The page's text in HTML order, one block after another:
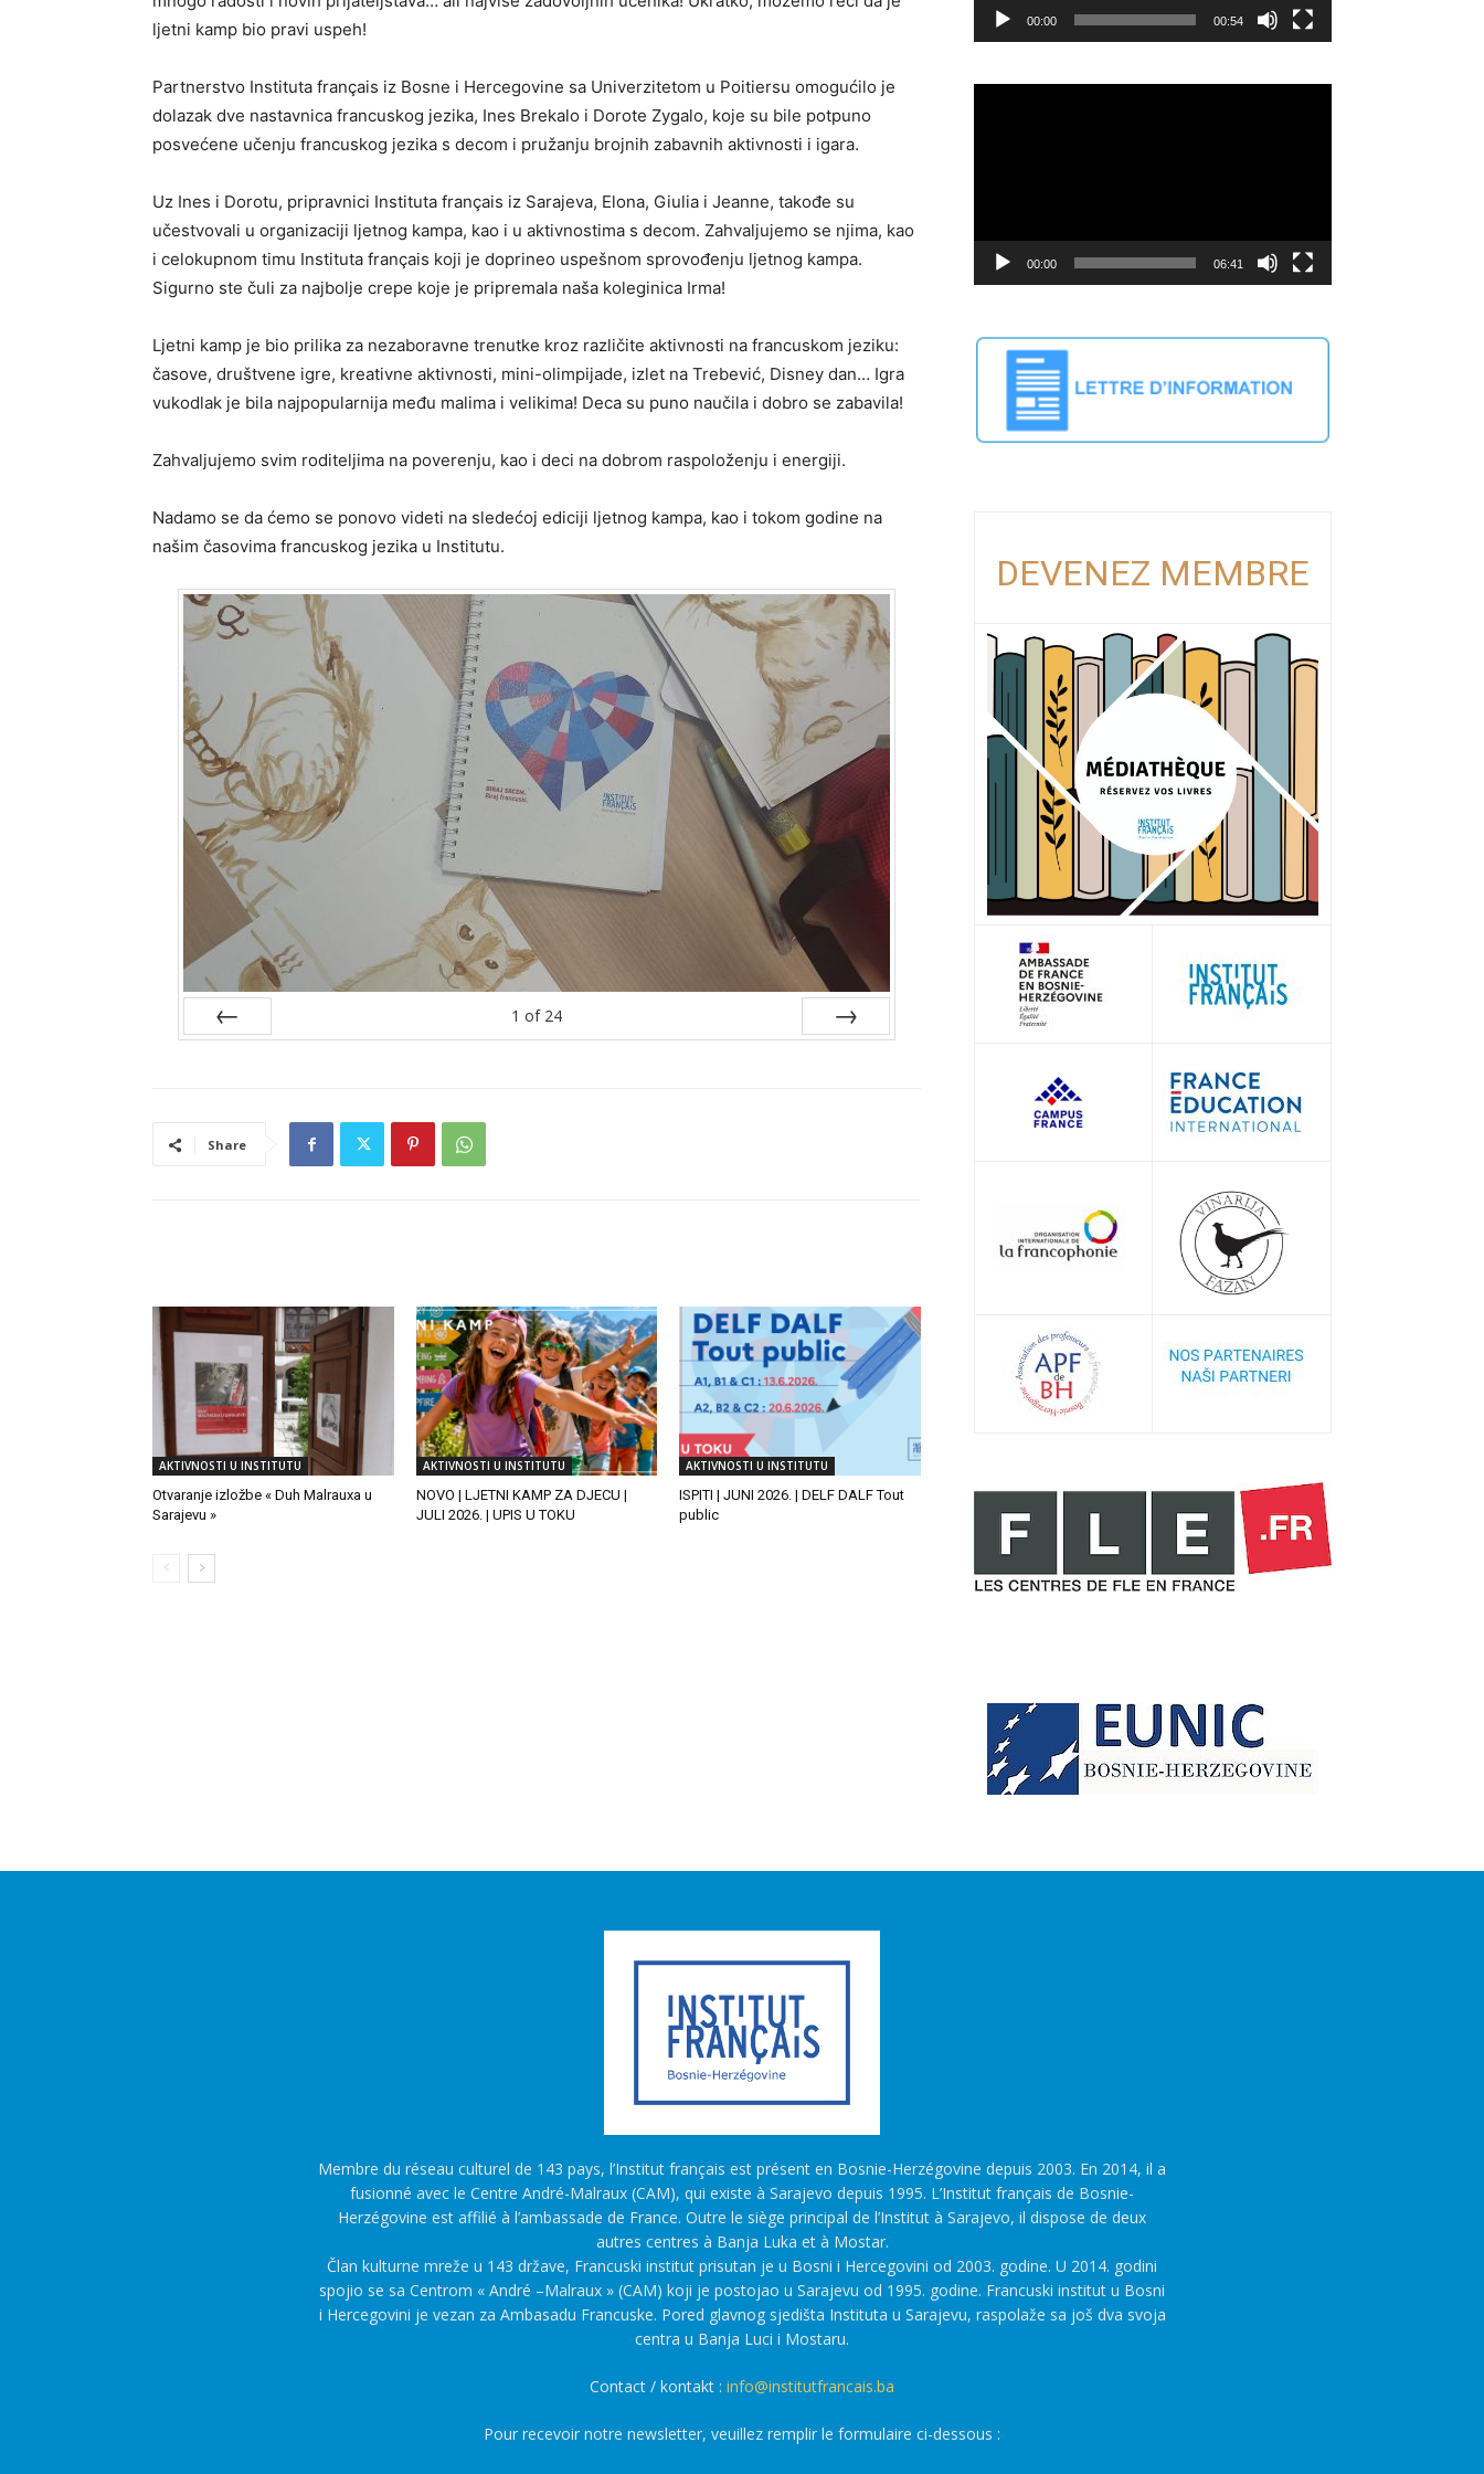
ljetni kamp bio pravi uspeh!
Partnerstvo Instituta français iz Bosne i Hercegovine sa Univerzitetom u Poitiersu omogućilo je
dolazak dve nastavnica francuskog jezika, Ines Brekalo i Dorote Zygalo, koje su bile potpuno
posvećene učenju francuskog jezika s decom i pružanju brojnih zabavnih aktivnosti i igara.
Uz Ines i Dorotu, pripravnici Instituta français iz Sarajeva, Elona, Giulia i Jeanne, takođe su
učestvovali u organizaciji ljetnog kampa, kao i u aktivnostima s decom. Zahvaljujemo se njima, kao
i celokupnom timu Instituta français koji je doprineo uspešnom sprovođenju ljetnog kampa.
Sigurno ste čuli za najbolje crepe koje je pripremala naša koleginica Irma!
Ljetni kamp je bio prilika za nezaboravne trenutke kroz različite aktivnosti na francuskom jeziku:
časove, društvene igre, kreativne aktivnosti, mini-olimpijade, izlet na Trebević, Disney dan… Igra
vukodlak je bila najpopularnija među malima i velikima! Deca su puno naučila i dobro se zabavila!
Zahvaljujemo svim roditeljima na poverenju, kao i deci na dobrom raspoloženju i energiji.
Nadamo se da ćemo se ponovo videti na sledećoj ediciji ljetnog kampa, kao i tokom godine na
našim časovima francuskog jezika u Institutu.
1 of 24
Share
AKTIVNOSTI U INSTITUTU
Otvaranje izložbe « Duh Malrauxa u
Sarajevu »
AKTIVNOSTI U INSTITUTU
NOVO | LJETNI KAMP ZA DJECU |
JULI 2026. | UPIS U TOKU
AKTIVNOSTI U INSTITUTU
ISPITI | JUNI 2026. | DELF DALF Tout
public
00:00 00:54
00:00 06:41
DEVENEZ MEMBRE
Membre du réseau culturel de 143 pays, l’Institut français est présent en Bosnie-Herzégovine depuis 2003. En 2014, il a
fusionné avec le Centre André-Malraux (CAM), qui existe à Sarajevo depuis 1995. L’Institut français de Bosnie-
Herzégovine est affilié à l’ambassade de France. Outre le siège principal de l’Institut à Sarajevo, il dispose de deux
autres centres à Banja Luka et à Mostar.
Član kulturne mreže u 143 države, Francuski institut prisutan je u Bosni i Hercegovini od 2003. godine. U 2014. godini
spojio se sa Centrom « André –Malraux » (CAM) koji je postojao u Sarajevu od 1995. godine. Francuski institut u Bosni
i Hercegovini je vezan za Ambasadu Francuske. Pored glavnog sjedišta Instituta u Sarajevu, raspolaže sa još dva svoja
centra u Banja Luci i Mostaru.
Contact / kontakt : info@institutfrancais.ba
Pour recevoir notre newsletter, veuillez remplir le formulaire ci-dessous :